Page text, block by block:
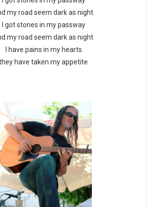
my road seem dark as night
I got stones in my passway
my road seem dark as night
I have pains in my hearts
have taken my appetite